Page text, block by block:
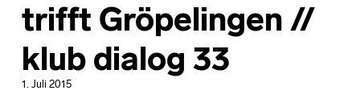
trifft Gröpelingen //
klub dialog 33
1. Juli 2015